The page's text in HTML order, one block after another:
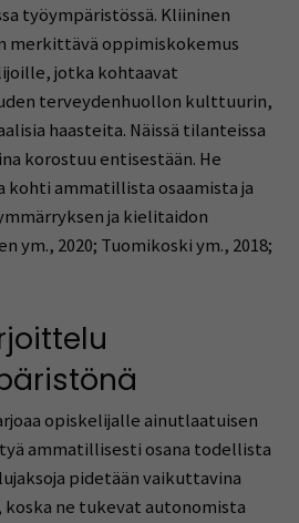
työympäristössä. Kliininen
merkittävä oppimiskokemus
jotka kohtaavat
terveydenhuollon kulttuurin,
haasteita. Näissä tilanteissa
korostuu entisestään. He
kohti ammatillista osaamista ja
ja kielitaidon
ym., 2020; Tuomikoski ym., 2018;
opiskelijalle ainutlaatuisen
ammatillisesti osana todellista
pidetään vaikuttavina
ne tukevat autonomista